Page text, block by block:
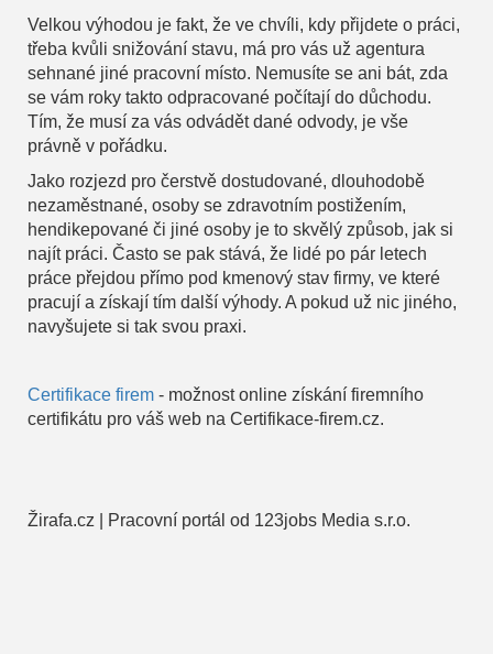
Velkou výhodou je fakt, že ve chvíli, kdy přijdete o práci,
třeba kvůli snižování stavu, má pro vás už agentura
sehnané jiné pracovní místo. Nemusíte se ani bát, zda
se vám roky takto odpracované počítají do důchodu.
Tím, že musí za vás odvádět dané odvody, je vše
právně v pořádku.
Jako rozjezd pro čerstvě dostudované, dlouhodobě
nezaměstnané, osoby se zdravotním postižením,
hendikepované či jiné osoby je to skvělý způsob, jak si
najít práci. Často se pak stává, že lidé po pár letech
práce přejdou přímo pod kmenový stav firmy, ve které
pracují a získají tím další výhody. A pokud už nic jiného,
navyšujete si tak svou praxi.
Certifikace firem - možnost online získání firemního
certifikátu pro váš web na Certifikace-firem.cz.
Žirafa.cz | Pracovní portál od 123jobs Media s.r.o.